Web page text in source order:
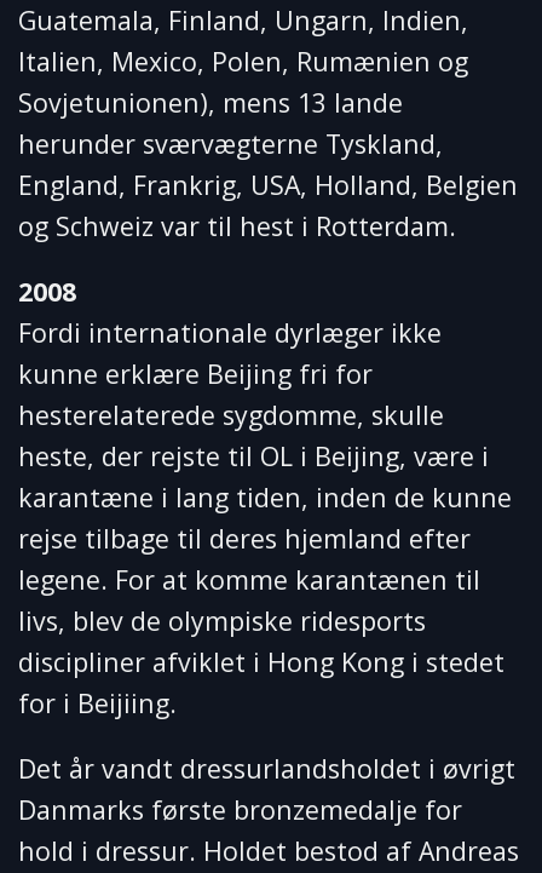
Guatemala, Finland, Ungarn, Indien,
Italien, Mexico, Polen, Rumænien og
Sovjetunionen), mens 13 lande
herunder sværvægterne Tyskland,
England, Frankrig, USA, Holland, Belgien
og Schweiz var til hest i Rotterdam.
2008
Fordi internationale dyrlæger ikke
kunne erklære Beijing fri for
hesterelaterede sygdomme, skulle
heste, der rejste til OL i Beijing, være i
karantæne i lang tiden, inden de kunne
rejse tilbage til deres hjemland efter
legene. For at komme karantænen til
livs, blev de olympiske ridesports
discipliner afviklet i Hong Kong i stedet
for i Beijiing.
Det år vandt dressurlandsholdet i øvrigt
Danmarks første bronzemedalje for
hold i dressur. Holdet bestod af Andreas